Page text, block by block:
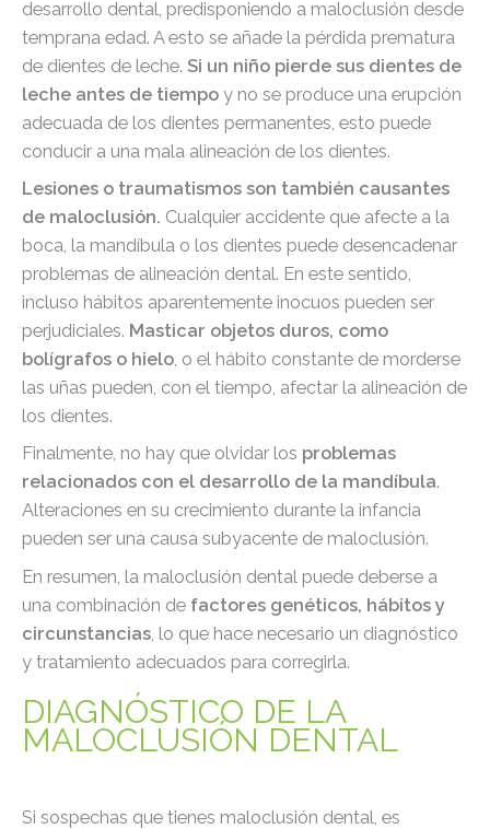
desarrollo dental, predisponiendo a maloclusión desde
temprana edad. A esto se añade la pérdida prematura
de dientes de leche. Si un niño pierde sus dientes de
leche antes de tiempo y no se produce una erupción
adecuada de los dientes permanentes, esto puede
conducir a una mala alineación de los dientes.
Lesiones o traumatismos son también causantes
de maloclusión. Cualquier accidente que afecte a la
boca, la mandíbula o los dientes puede desencadenar
problemas de alineación dental. En este sentido,
incluso hábitos aparentemente inocuos pueden ser
perjudiciales. Masticar objetos duros, como
bolígrafos o hielo, o el hábito constante de morderse
las uñas pueden, con el tiempo, afectar la alineación de
los dientes.
Finalmente, no hay que olvidar los problemas
relacionados con el desarrollo de la mandíbula.
Alteraciones en su crecimiento durante la infancia
pueden ser una causa subyacente de maloclusión.
En resumen, la maloclusión dental puede deberse a
una combinación de factores genéticos, hábitos y
circunstancias , lo que hace necesario un diagnóstico
y tratamiento adecuados para corregirla.
DIAGNÓSTICO DE LA
MALOCLUSIÓN DENTAL
Si sospechas que tienes maloclusión dental, es